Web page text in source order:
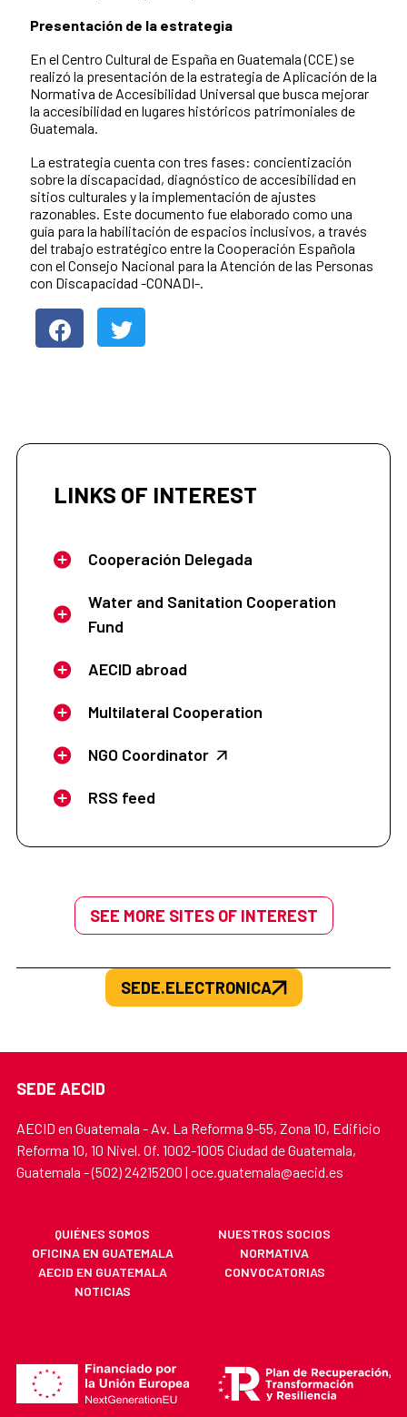
Presentación de la estrategia
En el Centro Cultural de España en Guatemala (CCE) se
realizó la presentación de la estrategia de Aplicación de la
Normativa de Accesibilidad Universal que busca mejorar
la accesibilidad en lugares históricos patrimoniales de
Guatemala.
La estrategia cuenta con tres fases: concientización
sobre la discapacidad, diagnóstico de accesibilidad en
sitios culturales y la implementación de ajustes
razonables. Este documento fue elaborado como una
guía para la habilitación de espacios inclusivos, a través
del trabajo estratégico entre la Cooperación Española
con el Consejo Nacional para la Atención de las Personas
con Discapacidad -CONADI-.
LINKS OF INTEREST
Cooperación Delegada
Water and Sanitation Cooperation
Fund
AECID abroad
Multilateral Cooperation
NGO Coordinator
RSS feed
SEE MORE SITES OF INTEREST
SEDE.ELECTRONICA
SEDE AECID
AECID en Guatemala - Av. La Reforma 9-55, Zona 10, Edificio
Reforma 10, 10 Nivel. Of. 1002-1005 Ciudad de Guatemala,
Guatemala - (502) 24215200 | oce.guatemala@aecid.es
QUIÉNES SOMOS
NUESTROS SOCIOS
OFICINA EN GUATEMALA
NORMATIVA
AECID EN GUATEMALA
CONVOCATORIAS
NOTICIAS